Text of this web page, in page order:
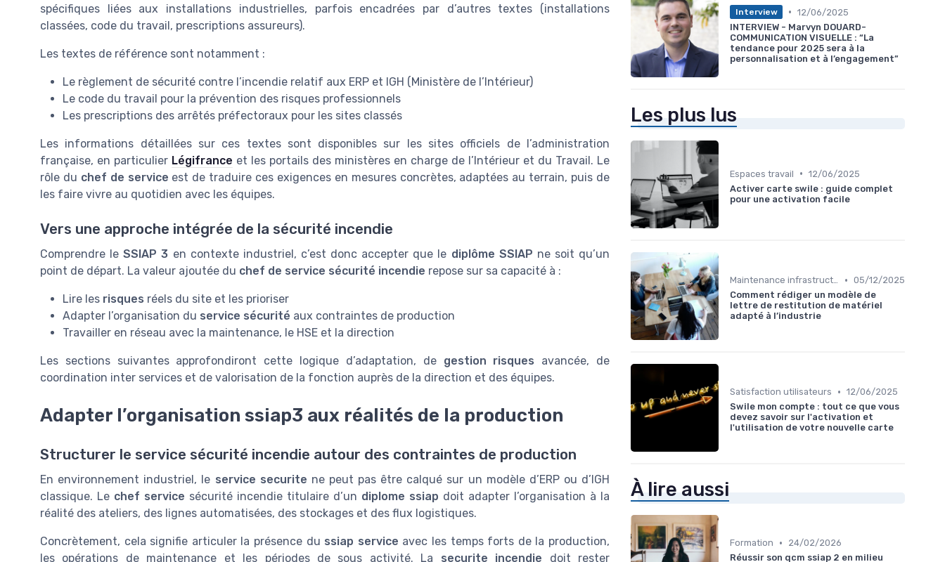
spécifiques liées aux installations industrielles, parfois encadrées par d’autres textes (installations
classées, code du travail, prescriptions assureurs).
Les textes de référence sont notamment :
Le règlement de sécurité contre l’incendie relatif aux ERP et IGH (Ministère de l’Intérieur)
Le code du travail pour la prévention des risques professionnels
Les prescriptions des arrêtés préfectoraux pour les sites classés
Les informations détaillées sur ces textes sont disponibles sur les sites officiels de l’administration
française, en particulier Légifrance et les portails des ministères en charge de l’Intérieur et du Travail. Le
rôle du chef de service est de traduire ces exigences en mesures concrètes, adaptées au terrain, puis de
les faire vivre au quotidien avec les équipes.
Vers une approche intégrée de la sécurité incendie
Comprendre leSSIAP 3 en contexte industriel, c’est donc accepter que le diplôme SSIAP ne soit qu’un
point de départ. La valeur ajoutée du chef de service sécurité incendie repose sur sa capacité à :
Lire les risques réels du site et les prioriser
Adapter l’organisation du service sécurité aux contraintes de production
Travailler en réseau avec la maintenance, le HSE et la direction
Les sections suivantes approfondiront cette logique d’adaptation, de gestion risques avancée, de
coordination inter services et de valorisation de la fonction auprès de la direction et des équipes.
Adapter l’organisation ssiap3 aux réalités de la production
Structurer le service sécurité incendie autour des contraintes de production
En environnement industriel, le service securite ne peut pas être calqué sur un modèle d’ERP ou d’IGH
classique. Le chef service sécurité incendie titulaire d’un diplome ssiap doit adapter l’organisation à la
réalité des ateliers, des lignes automatisées, des stockages et des flux logistiques.
Concrètement, cela signifie articuler la présence du ssiap service avec les temps forts de la production,
les opérations de maintenance et les périodes de sous activité. La securite incendie doit rester
Interview • 12/06/2025
INTERVIEW - Marvyn DOUARD-
COMMUNICATION VISUELLE : “La
tendance pour 2025 sera à la
personnalisation et à l’engagement”
Les plus lus
Espaces travail • 12/06/2025
Activer carte swile : guide complet
pour une activation facile
Maintenance infrastructures • 05/12/2025
Comment rédiger un modèle de
lettre de restitution de matériel
adapté à l’industrie
Satisfaction utilisateurs • 12/06/2025
Swile mon compte : tout ce que vous
devez savoir sur l'activation et
l'utilisation de votre nouvelle carte
À lire aussi
Formation •
24/02/2026
Réussir son qcm ssiap 2 en milieu